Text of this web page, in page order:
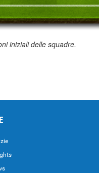
iniziali delle squadre.